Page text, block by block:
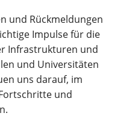
und Rückmeldungen
Impulse für die
Infrastrukturen und
und Universitäten
uns darauf, im
und